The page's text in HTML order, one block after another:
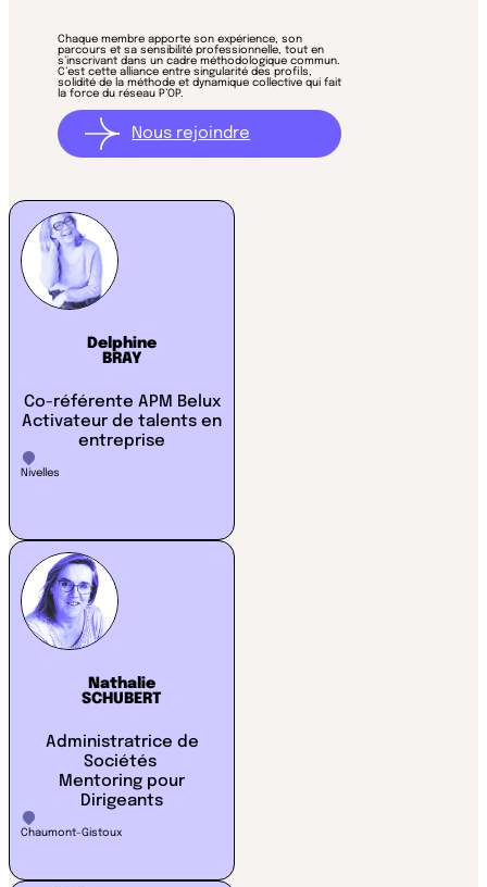
Chaque membre apporte son expérience, son
parcours et sa sensibilité professionnelle, tout en
s’inscrivant dans un cadre méthodologique commun.
C’est cette alliance entre singularité des profils,
solidité de la méthode et dynamique collective qui fait
la force du réseau P’OP.
Nous rejoindre
Delphine
BRAY
Co-référente APM Belux
Activateur de talents en
entreprise
Nivelles
Nathalie
SCHUBERT
Administratrice de
Sociétés
Mentoring pour
Dirigeants
Chaumont-Gistoux